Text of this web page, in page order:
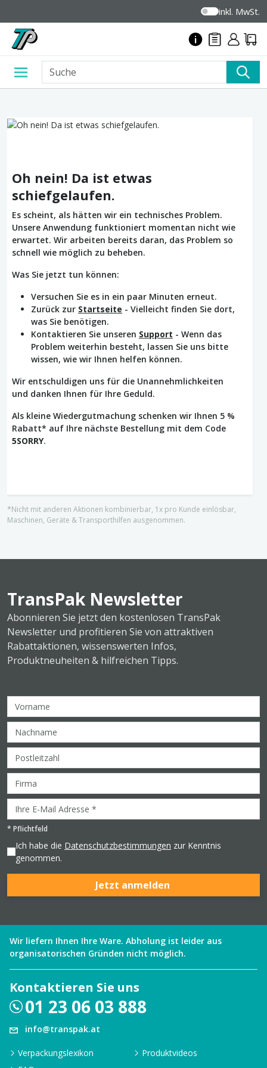
inkl. MwSt.
Oh nein! Da ist etwas
schiefgelaufen.
Es scheint, als hätten wir ein technisches Problem.
Unsere Anwendung funktioniert momentan nicht wie
erwartet. Wir arbeiten bereits daran, das Problem so
schnell wie möglich zu beheben.
Was Sie jetzt tun können:
Versuchen Sie es in ein paar Minuten erneut.
Zurück zur Startseite - Vielleicht finden Sie dort,
was Sie benötigen.
Kontaktieren Sie unseren Support - Wenn das
Problem weiterhin besteht, lassen Sie uns bitte
wissen, wie wir Ihnen helfen können.
Wir entschuldigen uns für die Unannehmlichkeiten
und danken Ihnen für Ihre Geduld.
Als kleine Wiedergutmachung schenken wir Ihnen 5 %
Rabatt* auf Ihre nächste Bestellung mit dem Code
5SORRY.
*Nicht mit anderen Aktionen kombinierbar, 1x pro Kunde einlösbar,
Maschinen, Geräte & Transporthilfen ausgenommen.
TransPak Newsletter
Abonnieren Sie jetzt den kostenlosen TransPak
Newsletter und profitieren Sie von attraktiven
Rabattaktionen, wissenswerten Infos,
Produktneuheiten & hilfreichen Tipps.
* Pflichtfeld
Ich habe die Datenschutzbestimmungen zur Kenntnis
genommen.
Jetzt anmelden
Wir liefern Ihnen Ihre Ware. Abholung ist leider aus
organisatorischen Gründen nicht möglich.
Kontaktieren Sie uns
01 23 06 03 888
info@transpak.at
Verpackungslexikon
Produktvideos